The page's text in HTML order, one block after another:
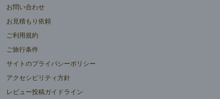
お問い合わせ
お見積もり依頼
ご利用規約
ご旅行条件
サイトのプライバシーポリシー
アクセシビリティ方針
レビュー投稿ガイドライン